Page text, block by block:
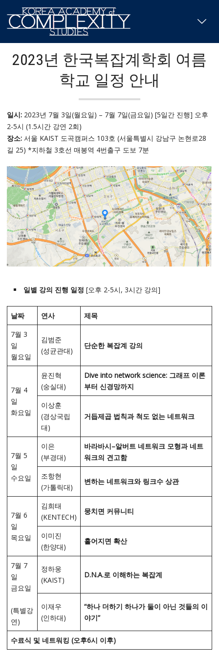
2023년 한국복잡계학회 여름
학교 일정 안내
일시: 2023년 7월 3일(월요일) – 7월 7일(금요일) [5일간 진행] 오후
2-5시 (1.5시간 강연 2회)
장소: 서울 KAIST 도곡캠퍼스 103호 (서울특별시 강남구 논현로28
길 25) *지하철 3호선 매봉역 4번출구 도보 7분
일별 강의 진행 일정 [오후 2-5시, 3시간 강의]
날짜 연사
제목
7월 3
일
월요일
김범준
(성균관대)
단순한 복잡계 강의
7월 4
일
화요일
윤진혁
(숭실대)
Dive into network science: 그래프 이론
부터 신경망까지
이상훈
(경상국립
대)
거듭제곱 법칙과 척도 없는 네트워크
7월 5
일
수요일
이은
(부경대)
바라바시–알버트 네트워크 모형과 네트
워크의 견고함
조항현
(가톨릭대)
변하는 네트워크와 링크수 상관
7월 6
일
목요일
김희태
(KENTECH)
뭉치면 커뮤니티
이미진
(한양대)
흩어지면 확산
7월 7
일
금요일
(특별강
연)
정하웅
(KAIST)
D.N.A.로 이해하는 복잡계
이재우
(인하대)
“하나 더하기 하나가 둘이 아닌 것들의 이
야기”
수료식 및 네트워킹 (오후6시 이후)